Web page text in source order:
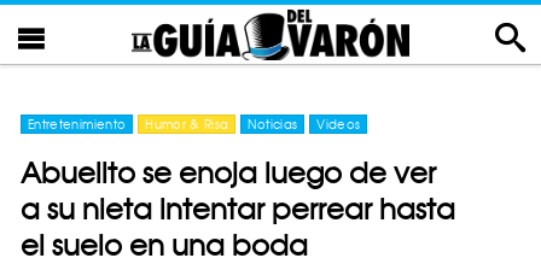
Entretenimiento Humor & Risa Noticias Videos
Abuelito se enoja luego de ver
a su nieta intentar perrear hasta
el suelo en una boda